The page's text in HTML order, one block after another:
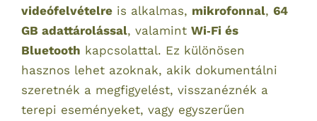
videófelvételre is alkalmas, mikrofonnal, 64
GB adattárolással, valamint Wi‑Fi és
Bluetooth kapcsolattal. Ez különösen
hasznos lehet azoknak, akik dokumentálni
szeretnék a megfigyelést, visszanéznék a
terepi eseményeket, vagy egyszerűen